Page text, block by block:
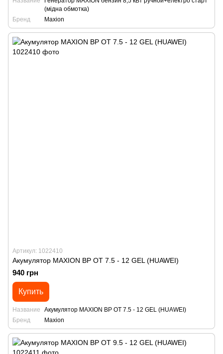
(мідна обмотка)
Бренд
Maxion
Артикул: 1022410
Акумулятор MAXION BP OT 7.5 - 12 GEL (HUAWEI)
940 грн
Купить
Название
Акумулятор MAXION BP OT 7.5 - 12 GEL (HUAWEI)
Бренд
Maxion